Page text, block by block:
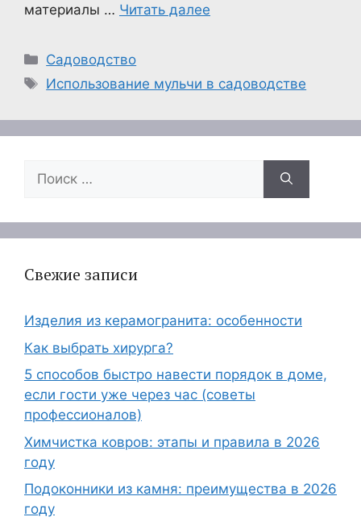
материалы … Читать далее
Рубрики
Садоводство
Метки
Использование мульчи в садоводстве
Поиск:
Свежие записи
Изделия из керамогранита: особенности
Как выбрать хирурга?
5 способов быстро навести порядок в доме,
если гости уже через час (советы
профессионалов)
Химчистка ковров: этапы и правила в 2026
году
Подоконники из камня: преимущества в 2026
году